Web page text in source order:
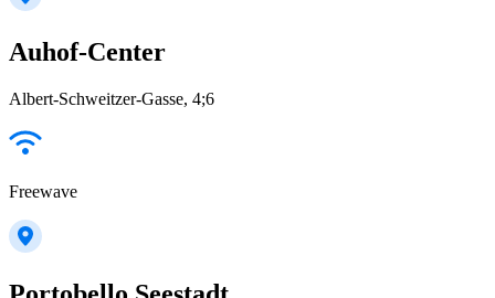
Auhof-Center
Albert-Schweitzer-Gasse, 4;6
Freewave